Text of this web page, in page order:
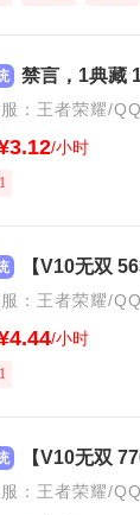
：王者荣耀/
/小时
【V10无双
：王者荣耀/
/小时
【V10无双
：王者荣耀/